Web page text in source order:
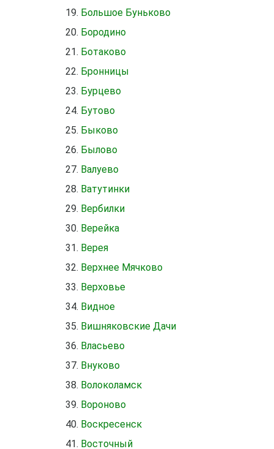
Большое Буньково
Бородино
Ботаково
Бронницы
Бурцево
Бутово
Быково
Былово
Валуево
Ватутинки
Вербилки
Верейка
Верея
Верхнее Мячково
Верховье
Видное
Вишняковские Дачи
Власьево
Внуково
Волоколамск
Вороново
Воскресенск
Восточный